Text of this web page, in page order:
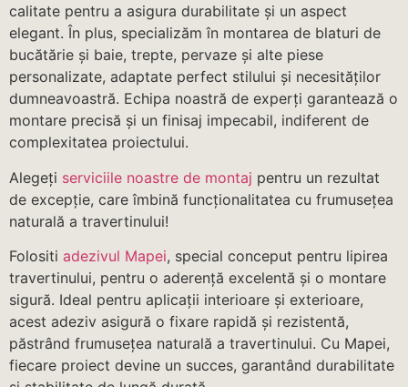
calitate pentru a asigura durabilitate și un aspect
elegant. În plus, specializăm în montarea de blaturi de
bucătărie și baie, trepte, pervaze și alte piese
personalizate, adaptate perfect stilului și necesităților
dumneavoastră. Echipa noastră de experți garantează o
montare precisă și un finisaj impecabil, indiferent de
complexitatea proiectului.
Alegeți serviciile noastre de montaj pentru un rezultat
de excepție, care îmbină funcționalitatea cu frumusețea
naturală a travertinului!
Folositi adezivul Mapei, special conceput pentru lipirea
travertinului, pentru o aderență excelentă și o montare
sigură. Ideal pentru aplicații interioare și exterioare,
acest adeziv asigură o fixare rapidă și rezistentă,
păstrând frumusețea naturală a travertinului. Cu Mapei,
fiecare proiect devine un succes, garantând durabilitate